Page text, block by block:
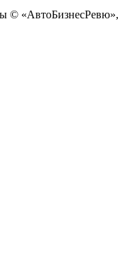
© «АвтоБизнесРевю»,